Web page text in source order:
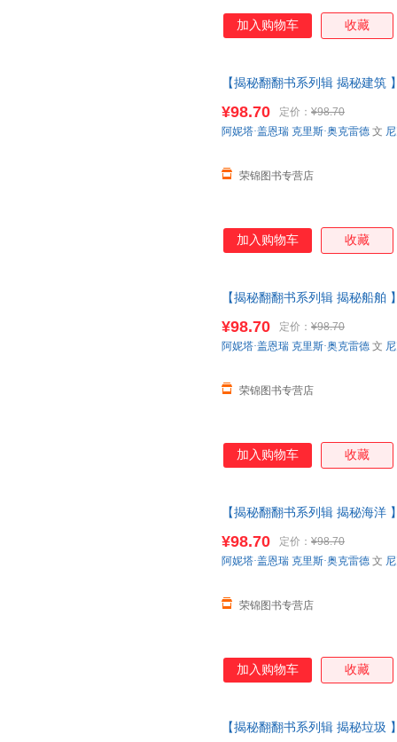
加入购物车 收藏
【揭秘翻翻书系列辑 揭秘建筑
请放心下单，本店所有商品均
¥98.70 定价： ¥98.70
荣锦图书专营店
阿妮塔·盖恩瑞 克里斯·奥克雷德 文
加入购物车 收藏
【揭秘翻翻书系列辑 揭秘船舶
请放心下单，本店所有商品均
¥98.70 定价： ¥98.70
荣锦图书专营店
阿妮塔·盖恩瑞 克里斯·奥克雷德 文
加入购物车 收藏
【揭秘翻翻书系列辑 揭秘海洋
请放心下单，本店所有商品均
¥98.70 定价： ¥98.70
荣锦图书专营店
阿妮塔·盖恩瑞 克里斯·奥克雷德 文
加入购物车 收藏
【揭秘翻翻书系列辑 揭秘垃圾